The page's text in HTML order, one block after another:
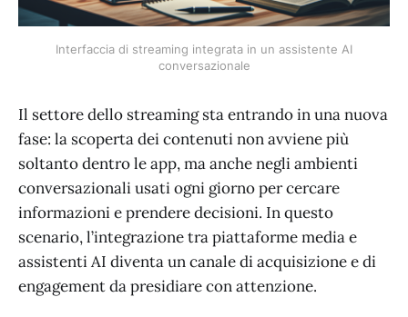
Interfaccia di streaming integrata in un assistente AI
conversazionale
Il settore dello streaming sta entrando in una nuova
fase: la scoperta dei contenuti non avviene più
soltanto dentro le app, ma anche negli ambienti
conversazionali usati ogni giorno per cercare
informazioni e prendere decisioni. In questo
scenario, l’integrazione tra piattaforme media e
assistenti AI diventa un canale di acquisizione e di
engagement da presidiare con attenzione.